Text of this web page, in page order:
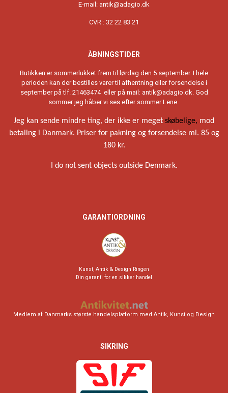
E-mail: antik@adagio.dk
CVR : 32 22 83 21
ÅBNINGSTIDER
Butikken er sommerlukket frem til lørdag den 5 september. I hele
perioden kan der bestilles varer til afhentning eller forsendelse i
september på tlf. 21463474 eller på mail: antik@adagio.dk. God
sommer jeg håber vi ses efter sommer Lene.
Jeg kan sende mindre ting, der ikke er meget skøbelige, mod
betaling i Danmark. Priser for pakning og forsendelse ml. 85 og
180 kr.
I do not sent objects outside Denmark.
GARANTIORDNING
Kunst, Antik & Design Ringen
Din garanti for en sikker handel
Medlem af Danmarks største handelsplatform med Antik, Kunst og Design
SIKRING